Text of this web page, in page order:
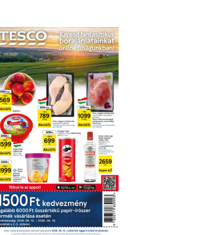
Online megtekintés
Letöltés
Érvényesség részletei